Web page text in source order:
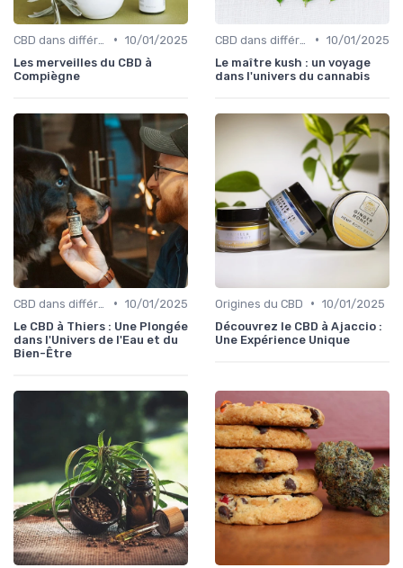
• 10/01/2025
Les merveilles du CBD à
Compiègne
• 10/01/2025
Le maître kush : un voyage
dans l'univers du cannabis
• 10/01/2025
Le CBD à Thiers : Une Plongée
dans l'Univers de l'Eau et du
Bien-Être
Origines du CBD • 10/01/2025
Découvrez le CBD à Ajaccio :
Une Expérience Unique